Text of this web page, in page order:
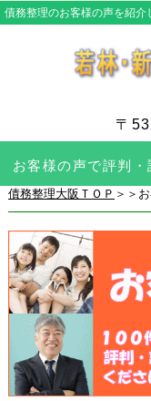
債務整理のお客様の声を紹介
〒
お客様の声で評判・
債務整理大阪ＴＯＰ ＞＞